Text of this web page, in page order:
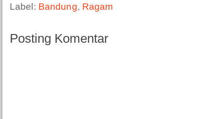
Label: Bandung, Ragam
Posting Komentar